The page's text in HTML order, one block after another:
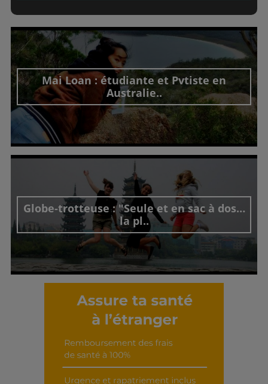
Mai Loan : étudiante et Pvtiste en
Australie..
Découvrir cet interview
Globe-trotteuse : "Seule et en sac à dos…
la pl..
Découvrir cet interview